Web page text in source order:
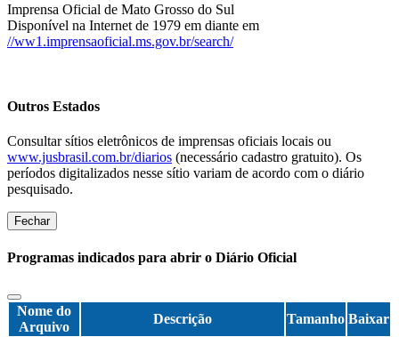
Imprensa Oficial de Mato Grosso do Sul
Disponível na Internet de 1979 em diante em
//ww1.imprensaoficial.ms.gov.br/search/
Outros Estados
Consultar sítios eletrônicos de imprensas oficiais locais ou
www.jusbrasil.com.br/diarios (necessário cadastro gratuito). Os
períodos digitalizados nesse sítio variam de acordo com o diário
pesquisado.
Fechar
Programas indicados para abrir o Diário Oficial
Nome do
Arquivo
Descrição Tamanho Baixar